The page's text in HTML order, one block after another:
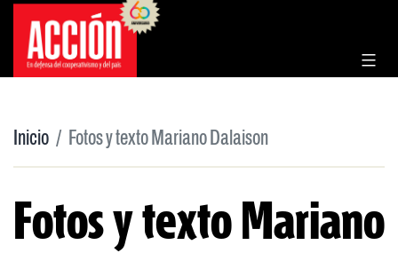
Saltar
contenido
Inicio Fotos y texto Mariano Dalaison
Fotos y texto Mariano